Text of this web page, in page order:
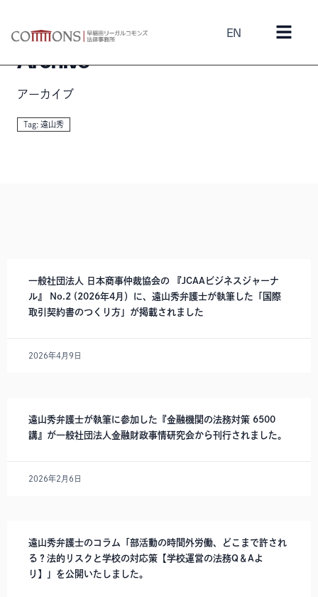
EN
Archive
アーカイブ
Tag: 遠山秀
一般社団法人 日本商事仲裁協会の 『JCAAビジネスジャーナ
ル』 No.2 (2026年4月）に、遠山秀弁護士が執筆した「国際
取引契約書のつくり方」が掲載されました
2026年4月9日
遠山秀弁護士が執筆に参加した『金融機関の法務対策 6500
講』が一般社団法人金融財政事情研究会から刊行されました。
2026年2月6日
遠山秀弁護士のコラム「部活動の時間外労働、どこまで許され
る？法的リスクと学校の対応策【学校運営の法務Q＆Aよ
り】」を公開いたしました。